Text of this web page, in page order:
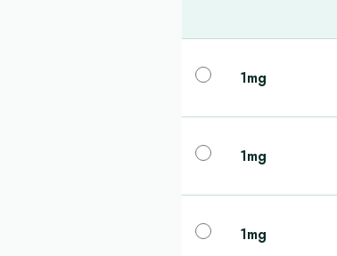
1mg
1mg
1mg